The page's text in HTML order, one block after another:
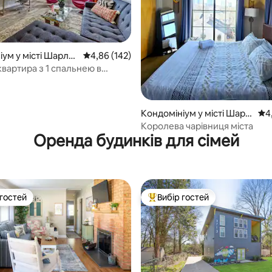
відгуки: 156
у місті Шарлот
Середня оцінка: 4,86 з 5, відгуки: 142
4,86 (142)
з 1 спальнею в
Кондомініум у місті Шарл
отт
Королева чарівниця міста
Оренда будинків для сімей
гостей Топ вибір гостей
Вибір гостей